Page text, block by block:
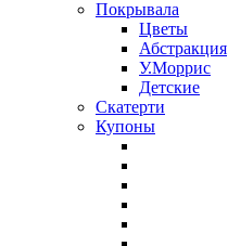
Покрывала
Цветы
Абстракция
У.Моррис
Детские
Скатерти
Купоны